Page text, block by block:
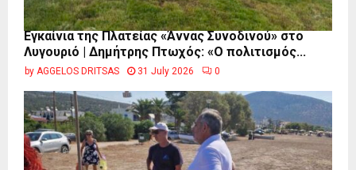
Εγκαίνια της Πλατείας «Άννας Συνοδινού» στο
Λυγουριό | Δημήτρης Πτωχός: «Ο πολιτισμός...
by AGGELOS DRITSAS 31 July 2026 0